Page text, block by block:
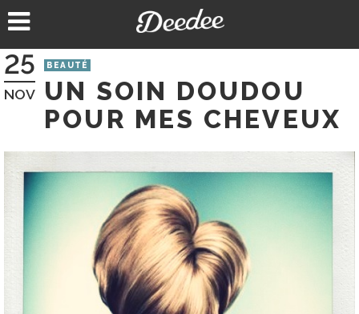
au
25
NOV
BEAUTÉ
UN SOIN DOUDOU
POUR MES CHEVEUX